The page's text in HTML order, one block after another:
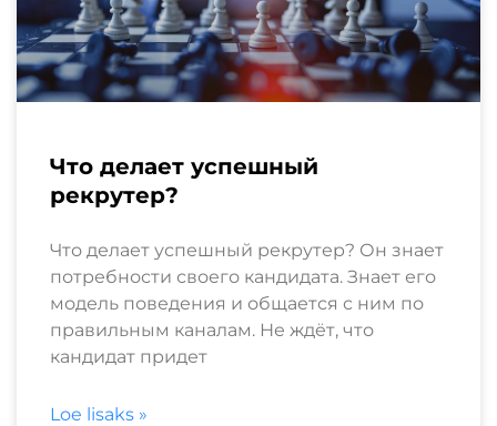
Что делает успешный
рекрутер?
Что делает успешный рекрутер? Он знает
потребности своего кандидата. Знает его
модель поведения и общается с ним по
правильным каналам. Не ждёт, что
кандидат придет
Loe lisaks »